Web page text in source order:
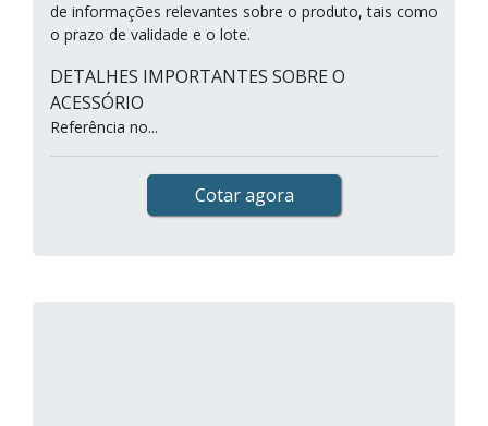
de informações relevantes sobre o produto, tais como
o prazo de validade e o lote.
DETALHES IMPORTANTES SOBRE O
ACESSÓRIO
Referência no...
Cotar agora